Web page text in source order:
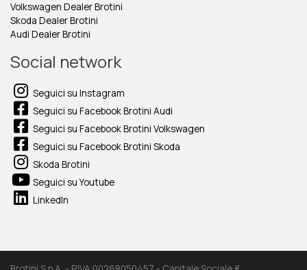
Volkswagen Dealer Brotini
Skoda Dealer Brotini
Audi Dealer Brotini
Social network
Seguici su Instagram
Seguici su Facebook Brotini Audi
Seguici su Facebook Brotini Volkswagen
Seguici su Facebook Brotini Skoda
Skoda Brotini
Seguici su Youtube
LinkedIn